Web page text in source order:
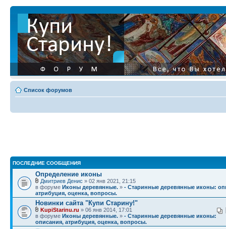
Список форумов
ПОСЛЕДНИЕ СООБЩЕНИЯ
Определение иконы
Дмитриев Денис » 02 янв 2021, 21:15
в форуме Иконы деревянные. » - Старинные деревянные иконы:
атрибуция, оценка, вопросы.
Новинки сайта "Купи Старину!"
KupiStarinu.ru » 06 янв 2014, 17:01
в форуме Иконы деревянные. » - Старинные деревянные иконы:
описания, атрибуция, оценка, вопросы.